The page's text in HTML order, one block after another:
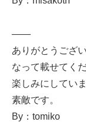
——
ありがとうござ
なって載せてく
楽しみにしてい
素敵です。
By：tomiko